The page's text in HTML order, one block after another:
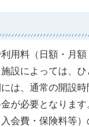
用料（日額・月
設によっては、
は、通常の開設
が必要となります
会費・保険料等